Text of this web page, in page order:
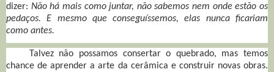
dizer: Não há mais como juntar, não sabemos nem onde estão os
pedaços.
E mesmo que conseguíssemos, elas nunca ficariam
como antes.
Talvez não possamos consertar o quebrado, mas temos
chance de aprender a arte da cerâmica e construir novas obras.